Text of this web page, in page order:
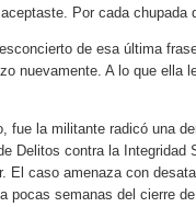
Por cada chupada
de esa última
nuevamente. A lo que ella
fue la militante radicó una
Delitos contra la Integridad
El caso amenaza con
a pocas semanas del cierre